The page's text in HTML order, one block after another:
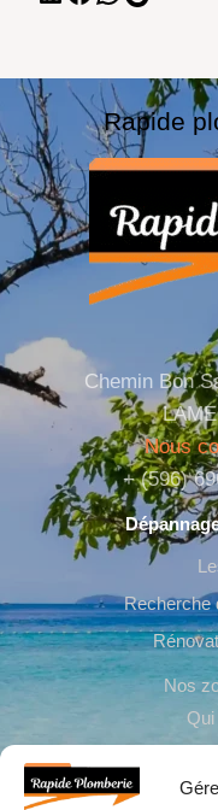
Rapide
Chemin Bon
Nous
+ (596)
Recherche
Nos